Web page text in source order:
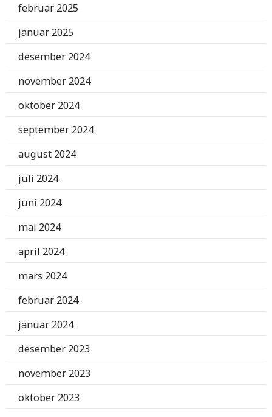
februar 2025
januar 2025
desember 2024
november 2024
oktober 2024
september 2024
august 2024
juli 2024
juni 2024
mai 2024
april 2024
mars 2024
februar 2024
januar 2024
desember 2023
november 2023
oktober 2023